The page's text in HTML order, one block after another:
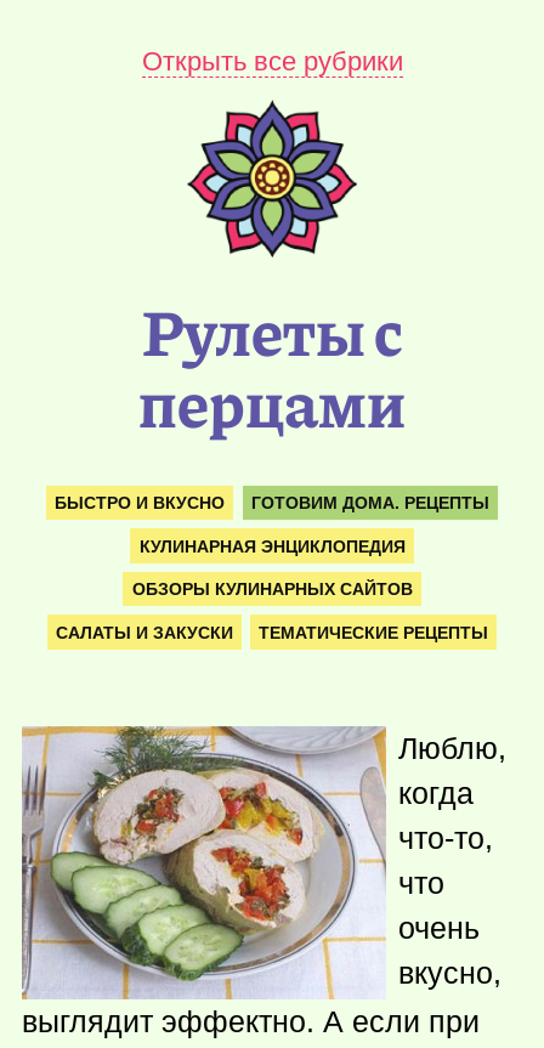
Открыть все рубрики
Рулеты с
перцами
БЫСТРО И ВКУСНО ГОТОВИМ ДОМА. РЕЦЕПТЫ
КУЛИНАРНАЯ ЭНЦИКЛОПЕДИЯ
ОБЗОРЫ КУЛИНАРНЫХ САЙТОВ
САЛАТЫ И ЗАКУСКИ ТЕМАТИЧЕСКИЕ РЕЦЕПТЫ
Люблю,
когда
что-то,
что
очень
вкусно,
выглядит эффектно. А если при